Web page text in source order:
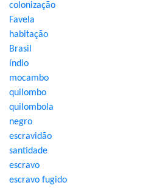
colonização
Favela
habitação
Brasil
índio
mocambo
quilombo
quilombola
negro
escravidão
santidade
escravo
escravo fugido